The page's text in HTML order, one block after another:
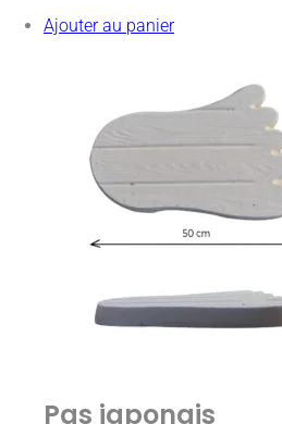
Ajouter au panier
Pas japonais